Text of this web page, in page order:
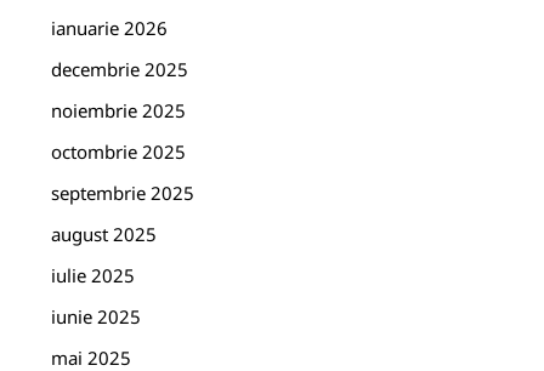
ianuarie 2026
decembrie 2025
noiembrie 2025
octombrie 2025
septembrie 2025
august 2025
iulie 2025
iunie 2025
mai 2025